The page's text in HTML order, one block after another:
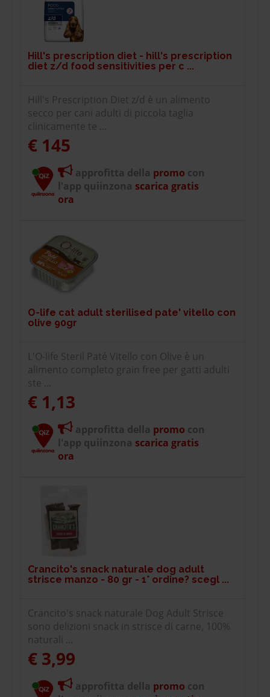
Hill's prescription diet - hill's prescription
diet z/d food sensitivities per c ...
Hill's Prescription Diet z/d è un alimento
secco per cani adulti di piccola taglia
clinicamente te ...
€ 145
approfitta della promo con
l'app quiinzona scarica gratis
ora
O-life cat adult sterilised pate' vitello con
olive 90gr
L'O-life Steril Paté Vitello con Olive è un
alimento completo grain free per gatti adulti
ste ...
€ 1,13
approfitta della promo con
l'app quiinzona scarica gratis
ora
Crancito's snack naturale dog adult
strisce manzo - 80 gr - 1° ordine? scegl ...
Crancito's snack naturale Dog Adult Strisce
sono delizioni snack in strisce di carne, 100%
naturali ...
€ 3,99
approfitta della promo con